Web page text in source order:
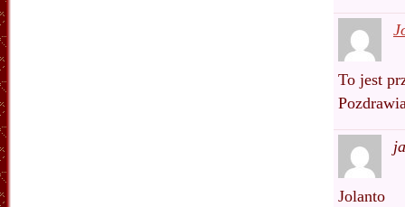
To jest
Jolanto